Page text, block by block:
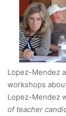
Lopez-Mendez
workshops
Lopez-Mendez
of teacher